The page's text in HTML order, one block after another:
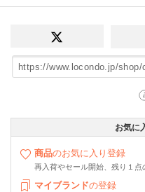
お気に
商品のお気に入り登録
再入荷やセール開始、残り１
マイブランドの登録